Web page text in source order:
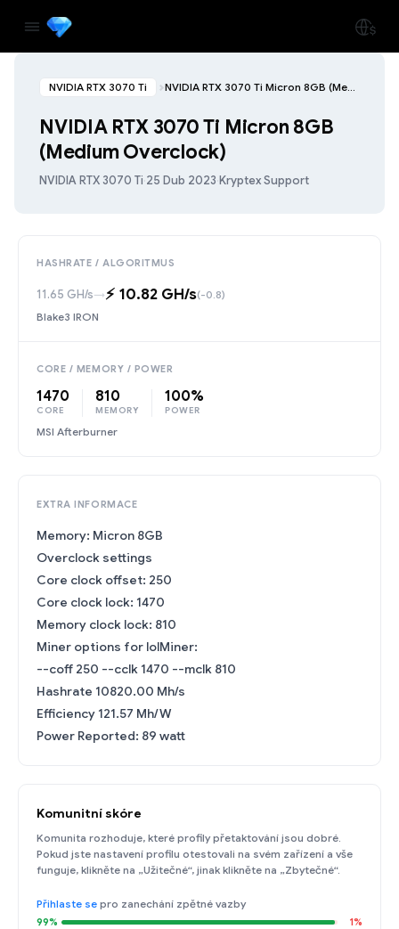
NVIDIA RTX 3070 Ti NVIDIA RTX 3070 Ti Micron 8GB (Medium Overclock)
NVIDIA RTX 3070 Ti Micron 8GB
(Medium Overclock)
NVIDIA RTX 3070 Ti·25 Dub 2023·Kryptex Support
HASHRATE / ALGORITMUS
11.65 GH/s→⚡️ 10.82 GH/s(-0.8)
Blake3 IRON
CORE / MEMORY / POWER
1470
CORE
810
MEMORY
100%
POWER
MSI Afterburner
EXTRA INFORMACE
Memory: Micron 8GB
Overclock settings
Core clock offset: 250
Core clock lock: 1470
Memory clock lock: 810
Miner options for lolMiner:
--coff 250 --cclk 1470 --mclk 810
Hashrate 10820.00 Mh/s
Efficiency 121.57 Mh/W
Power Reported: 89 watt
Komunitní skóre
Komunita rozhoduje, které profily přetaktování jsou dobré.
Pokud jste nastavení profilu otestovali na svém zařízení a vše
funguje, klikněte na „Užitečné“, jinak klikněte na „Zbytečné“.
Přihlaste se pro zanechání zpětné vazby
99% 1%